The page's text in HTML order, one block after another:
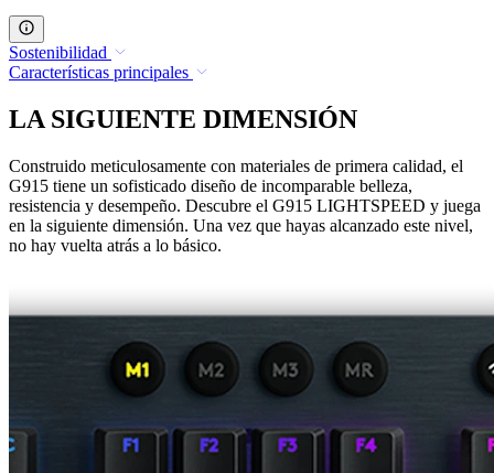
Sostenibilidad
Características principales
LA SIGUIENTE DIMENSIÓN
Construido meticulosamente con materiales de primera calidad, el
G915 tiene un sofisticado diseño de incomparable belleza,
resistencia y desempeño. Descubre el G915 LIGHTSPEED y juega
en la siguiente dimensión. Una vez que hayas alcanzado este nivel,
no hay vuelta atrás a lo básico.